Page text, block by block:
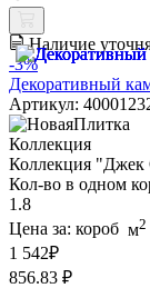
Наличие
-3%
Декоративный
Артикул:
Коллекция
Коллекция "Джек
Кол-во в одном
1.8
Цена за: короб м2
1 542₽
856.83 ₽